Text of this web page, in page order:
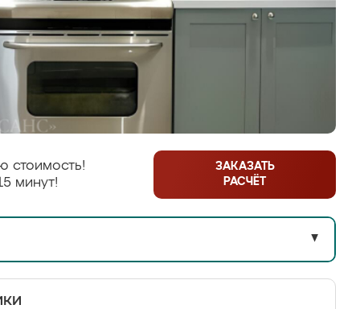
стоимость!
минут!
ЗАКАЗАТЬ
РАСЧЁТ
▼